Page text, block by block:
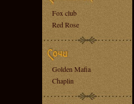
Fox club
Red Rose
Golden Mafia
Chaplin